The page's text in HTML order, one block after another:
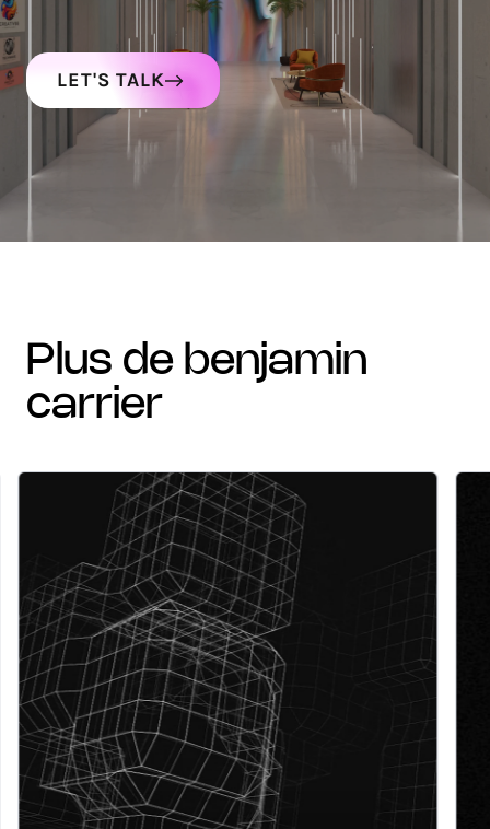
LET'S TALK
plus de benjamin
carrier